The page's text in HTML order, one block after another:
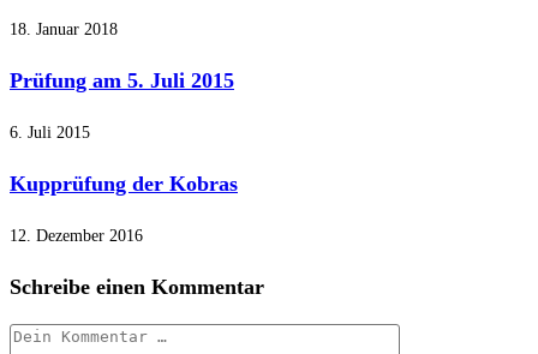
18. Januar 2018
Prüfung am 5. Juli 2015
6. Juli 2015
Kupprüfung der Kobras
12. Dezember 2016
Schreibe einen Kommentar
Kommentar